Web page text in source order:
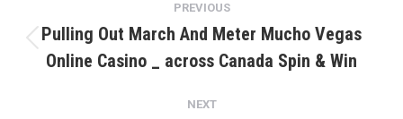
navigation
PREVIOUS
post:
Pulling Out March And Meter Mucho Vegas
Online Casino _ across Canada Spin & Win
NEXT